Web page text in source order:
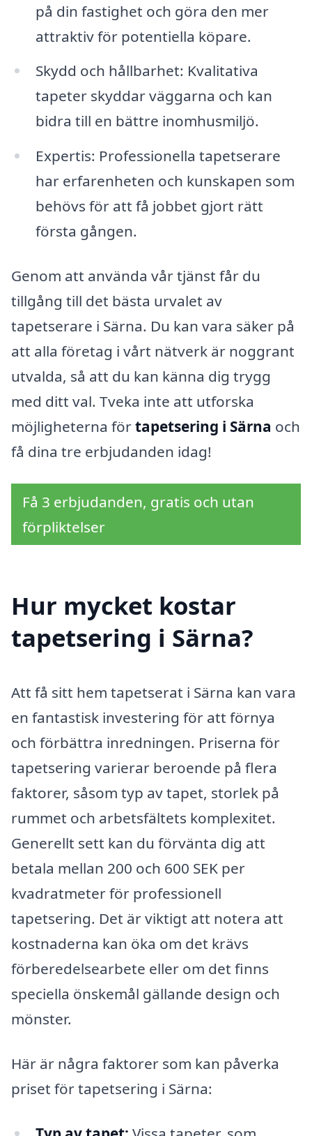
på din fastighet och göra den mer
attraktiv för potentiella köpare.
Skydd och hållbarhet: Kvalitativa
tapeter skyddar väggarna och kan
bidra till en bättre inomhusmiljö.
Expertis: Professionella tapetserare
har erfarenheten och kunskapen som
behövs för att få jobbet gjort rätt
första gången.
Genom att använda vår tjänst får du
tillgång till det bästa urvalet av
tapetserare i Särna. Du kan vara säker på
att alla företag i vårt nätverk är noggrant
utvalda, så att du kan känna dig trygg
med ditt val. Tveka inte att utforska
möjligheterna förtapetsering i Särna och
få dina tre erbjudanden idag!
Få 3 erbjudanden, gratis och utan
förpliktelser
Hur mycket kostar
tapetsering i Särna?
Att få sitt hem tapetserat i Särna kan vara
en fantastisk investering för att förnya
och förbättra inredningen. Priserna för
tapetsering varierar beroende på flera
faktorer, såsom typ av tapet, storlek på
rummet och arbetsfältets komplexitet.
Generellt sett kan du förvänta dig att
betala mellan 200 och 600 SEK per
kvadratmeter för professionell
tapetsering. Det är viktigt att notera att
kostnaderna kan öka om det krävs
förberedelsearbete eller om det finns
speciella önskemål gällande design och
mönster.
Här är några faktorer som kan påverka
priset för tapetsering i Särna: